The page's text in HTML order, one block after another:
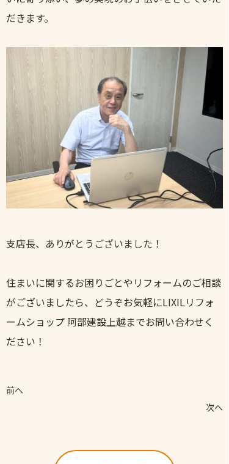
だきます。
支店長、ありがとうございました！
住まいに関するお困りごとやリフォームのご相談
がございましたら、どうぞお気軽にLIXILリフォ
ームショップ 阿部建設上越までお問い合わせく
ださい！
前へ
次へ